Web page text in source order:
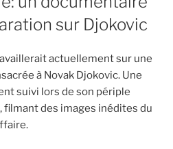
sur Djokovic
actuellement sur une
à Novak Djokovic. Une
suivi lors de son périple
filmant des images inédites du